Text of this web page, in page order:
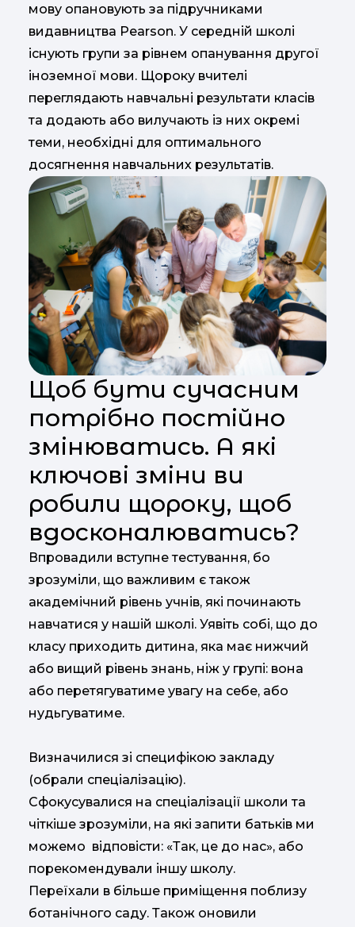
мову опановують за підручниками
видавництва Pearson. У середній школі
існують групи за рівнем опанування другої
іноземної мови. Щороку вчителі
переглядають навчальні результати класів
та додають або вилучають із них окремі
теми, необхідні для оптимального
досягнення навчальних результатів.
Щоб бути сучасним
потрібно постійно
змінюватись. А які
ключові зміни ви
робили щороку, щоб
вдосконалюватись?
Впровадили вступне тестування, бо
зрозуміли, що важливим є також
академічний рівень учнів, які починають
навчатися у нашій школі. Уявіть собі, що до
класу приходить дитина, яка має нижчий
або вищий рівень знань, ніж у групі: вона
або перетягуватиме увагу на себе, або
нудьгуватиме.
Визначилися зі специфікою закладу
(обрали спеціалізацію).
Сфокусувалися на спеціалізації школи та
чіткіше зрозуміли, на які запити батьків ми
можемо відповісти: «Так, це до нас», або
порекомендували іншу школу.
Переїхали в більше приміщення поблизу
ботанічного саду. Також оновили